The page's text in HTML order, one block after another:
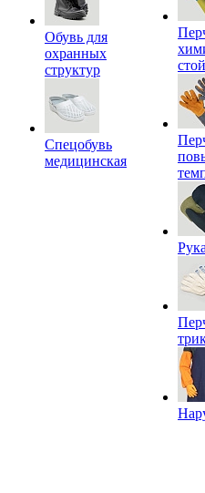
Обувь для
охранных
структур
Спецобувь
медицинская